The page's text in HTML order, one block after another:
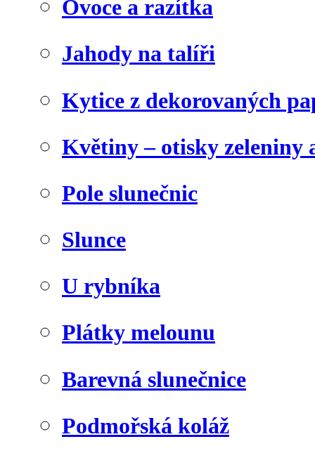
Ovoce a razítka
Jahody na talíři
Kytice z dekorovaných
Květiny – otisky zeleniny
Pole slunečnic
Slunce
U rybníka
Plátky melounu
Barevná slunečnice
Podmořská koláž